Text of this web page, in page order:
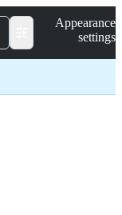
Appearance
settings